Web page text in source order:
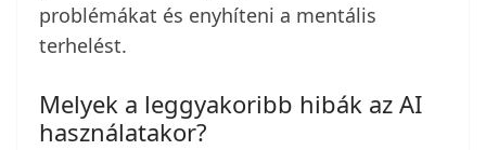
problémákat és enyhíteni a mentális
terhelést.
Melyek a leggyakoribb hibák az AI
használatakor?